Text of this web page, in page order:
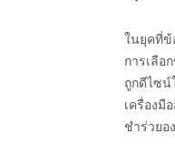
ในยุคที่ข้
การเลือ
ถูกดีไซน์
เครื่องมื
ชำร่วยอ